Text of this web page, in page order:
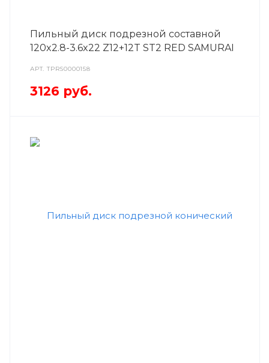
Пильный диск подрезной составной
120x2.8-3.6x22 Z12+12T ST2 RED SAMURAI
АРТ.TPRS0000158
3126 руб.